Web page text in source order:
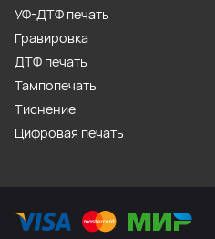
УФ-ДТФ печать
Гравировка
ДТФ печать
Тампопечать
Тиснение
Цифровая печать